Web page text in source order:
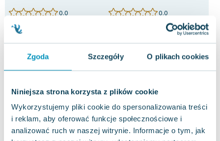
Zgoda Szczegóły O plikach cookies
Niniejsza strona korzysta z plików cookie
Wykorzystujemy pliki cookie do spersonalizowania treści
i reklam, aby oferować funkcje społecznościowe i
analizować ruch w naszej witrynie. Informacje o tym, jak
0.0
Twarda
Nowa
Do koszyka
0.0
Pakujemy 11.08